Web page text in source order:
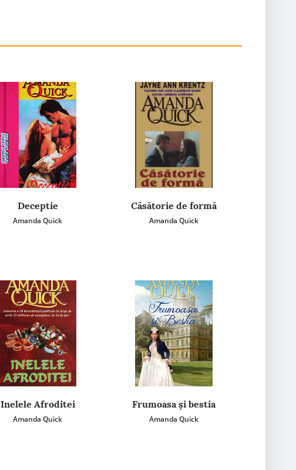
Deceptie
Amanda Quick
Căsătorie de formă
Amanda Quick
Inelele Afroditei
Amanda Quick
Frumoasa și bestia
Amanda Quick